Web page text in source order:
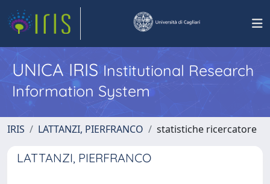
UNICA IRISInstitutional Research
Information System
IRIS LATTANZI, PIERFRANCO statistiche ricercatore
LATTANZI, PIERFRANCO